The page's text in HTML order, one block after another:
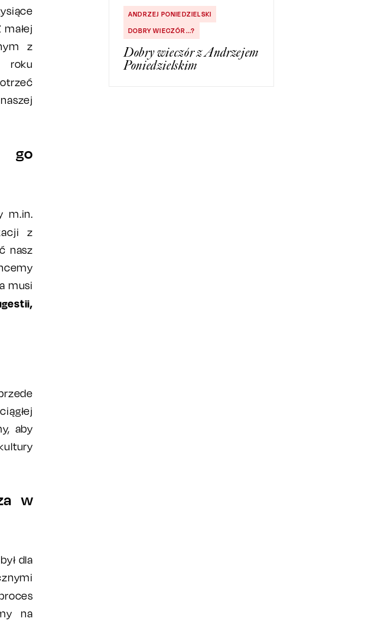
z
go
m.in.
z
nasz
musi
aby
w
dla
na
ANDRZEJ PONIEDZIELSKI
DOBRY WIECZÓR...?
Dobry wieczór z Andrzejem
Poniedzielskim